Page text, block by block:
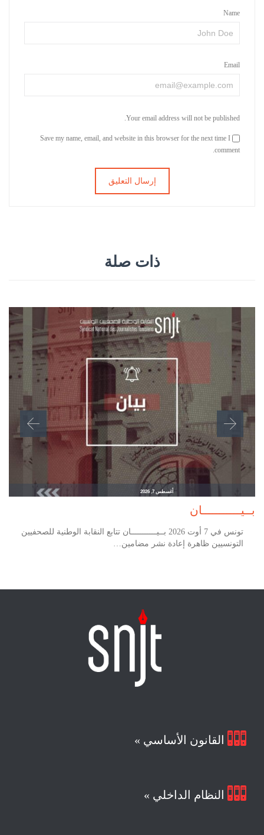
Name
Email
Your email address will not be published.
Save my name, email, and website in this browser for the next time I
comment.
ذات صلة
أغسطس 7, 2026
بــيـــــــــــان
تونس في 7 أوت 2026 بــيـــــــــــان تتابع النقابة الوطنية للصحفيين
التونسيين ظاهرة إعادة نشر مضامين…
 القانون الأساسي »
 النظام الداخلي »